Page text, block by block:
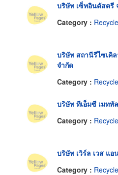
บริษัท เซ็ทอินดัสตรี
Category :
บริษัท สถานีรีไซเคิ
จำกัด
Category :
บริษัท ทีเอ็มซี เมททั
Category :
บริษัท เวิร์ล เวส แอ
Category :